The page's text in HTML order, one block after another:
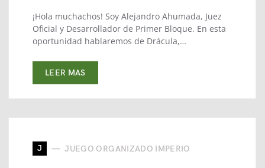
¡Hola muchachos! Soy Alejandro Ahumada, Juez
Oficial y Desarrollador de Primer Bloque. En esta
oportunidad hablaremos de Drácula,…
LEER MAS
J JUEGO ORGANIZADO IMPERIO